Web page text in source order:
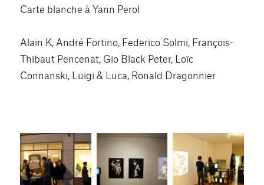
Carte blanche à Yann Perol
Alain K, André Fortino, Federico Solmi, François-
Thibaut Pencenat, Gio Black Peter, Loïc
Connanski, Luigi & Luca, Ronald Dragonnier